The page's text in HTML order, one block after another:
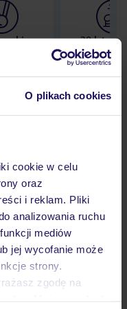
O plikach cookies
cookie w celu
oraz
i reklam. Pliki
analizowania ruchu
mediów
jej wycofanie może
strony.
zgodę na
biuro
30 lat w